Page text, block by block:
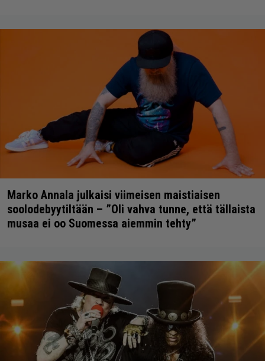
Marko Annala julkaisi viimeisen maistiaisen
soolodebyytiltään – ”Oli vahva tunne, että tällaista
musaa ei oo Suomessa aiemmin tehty”